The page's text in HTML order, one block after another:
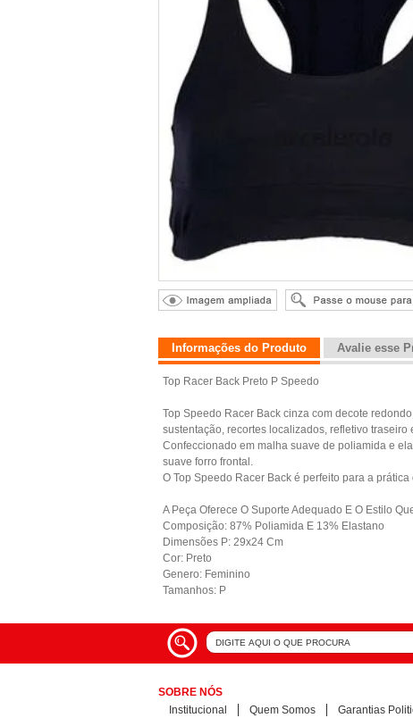
Informações do Produto Avalie esse
Top Racer Back Preto P Speedo
Top Speedo Racer Back cinza com decote
sustentação, recortes localizados, refletivo traseiro
Confeccionado em malha suave de poliamida e
suave forro frontal.
O Top Speedo Racer Back é perfeito para a prática
A Peça Oferece O Suporte Adequado E O Estilo
Composição: 87% Poliamida E 13% Elastano
Dimensões P: 29x24 Cm
Cor: Preto
Genero: Feminino
Tamanhos: P
SOBRE NÓS
Institucional
Quem Somos Garantias